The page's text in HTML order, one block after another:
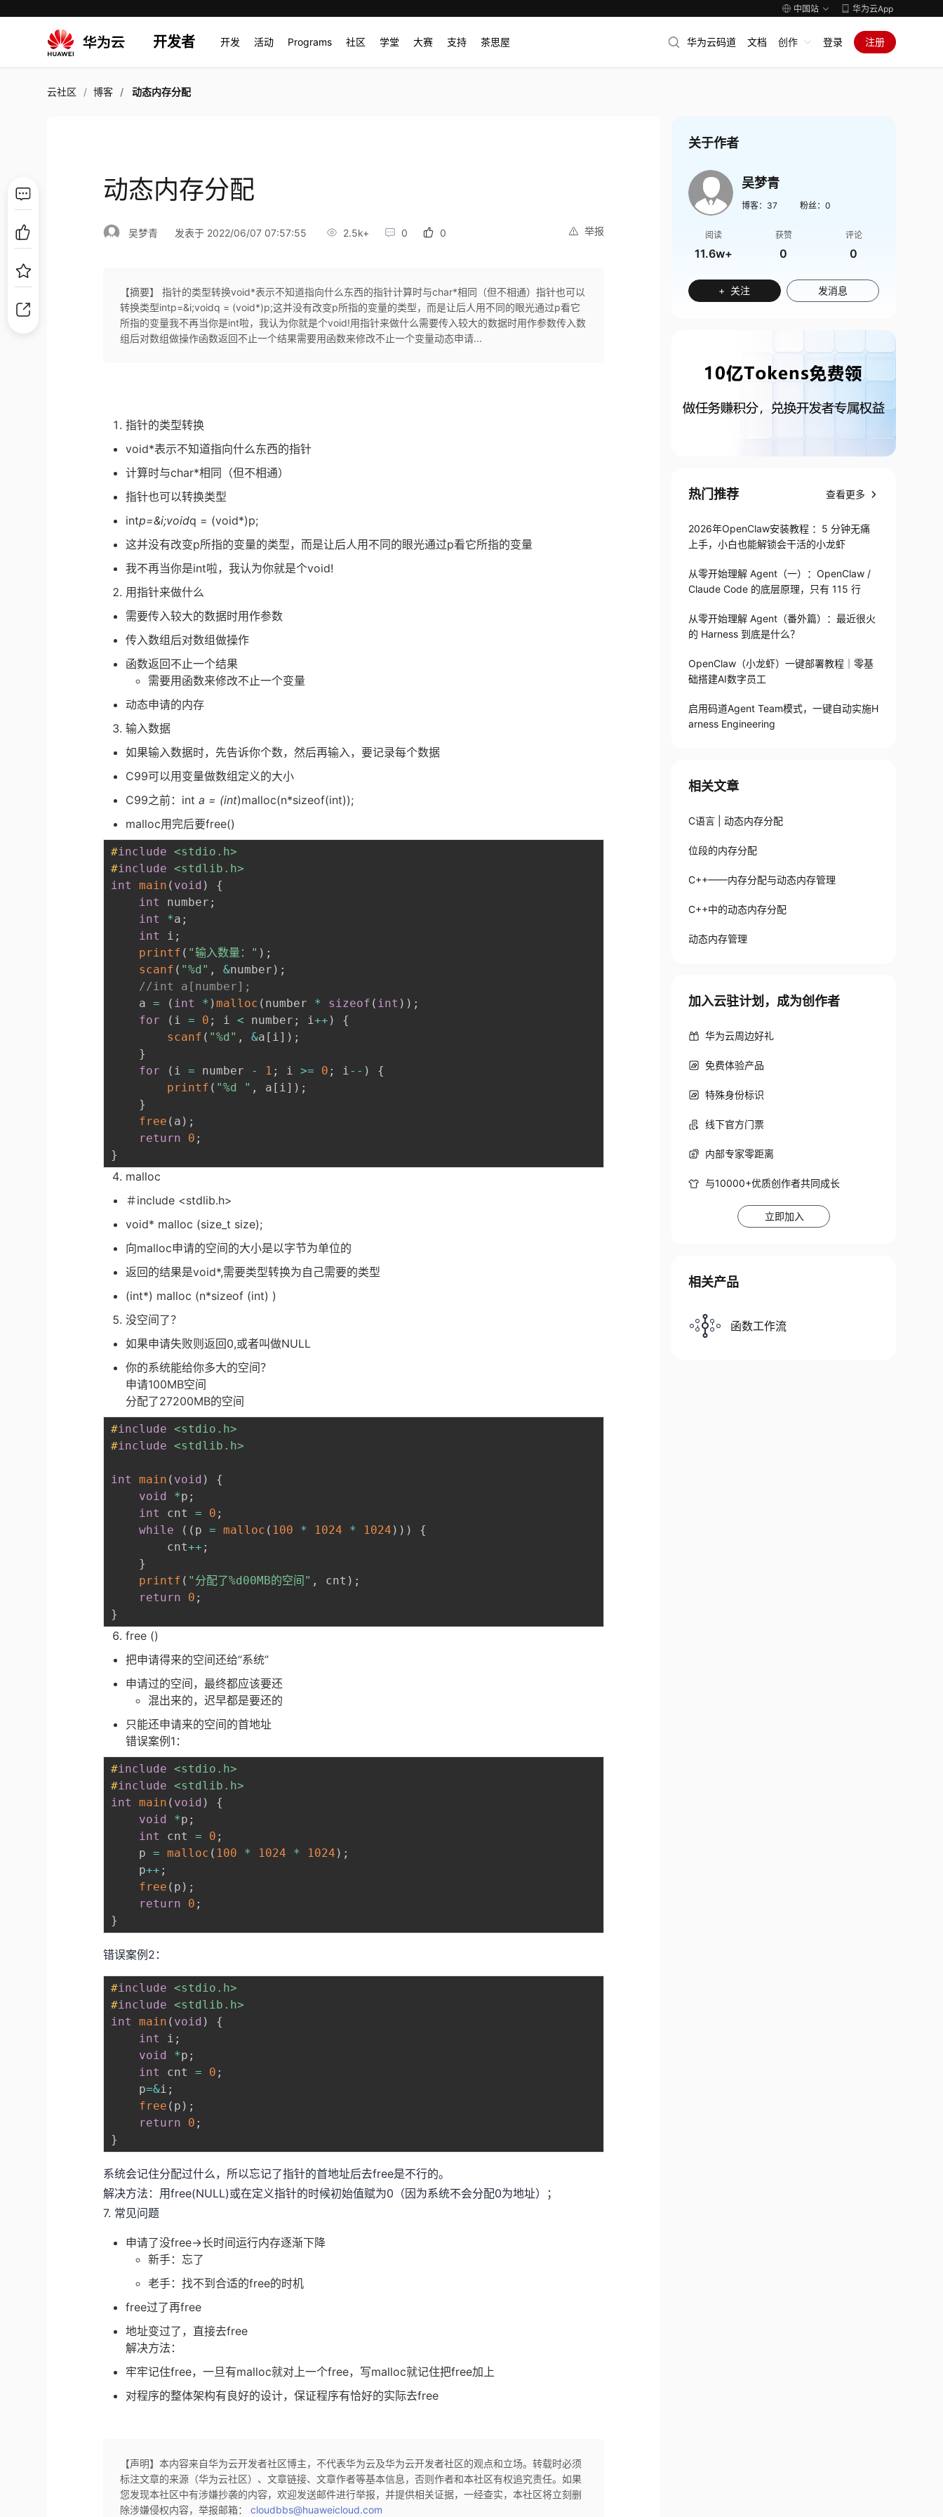
中国站 华为云App
开发者 开发 活动 Programs 社区 学堂 大赛 支持 茶思屋 华为云码道 文档 创作 登录 注册
云社区 博客 动态内存分配
动态内存分配
举报
吴梦青 发表于 2022/06/07 07:57:55 2.5k+ 0 0
【摘要】 指针的类型转换void*表示不知道指向什么东西的指针计算时与char*相同（但不相通）指针也可以
转换类型intp=&i;voidq = (void*)p;这并没有改变p所指的变量的类型，而是让后人用不同的眼光通过p看它
所指的变量我不再当你是int啦，我认为你就是个void!用指针来做什么需要传入较大的数据时用作参数传入数
组后对数组做操作函数返回不止一个结果需要用函数来修改不止一个变量动态申请...
指针的类型转换
void*表示不知道指向什么东西的指针
计算时与char*相同（但不相通）
指针也可以转换类型
intp=&i;voidq = (void*)p;
这并没有改变p所指的变量的类型，而是让后人用不同的眼光通过p看它所指的变量
我不再当你是int啦，我认为你就是个void!
用指针来做什么
需要传入较大的数据时用作参数
传入数组后对数组做操作
函数返回不止一个结果
需要用函数来修改不止一个变量
动态申请的内存
输入数据
如果输入数据时，先告诉你个数，然后再输入，要记录每个数据
C99可以用变量做数组定义的大小
C99之前：inta = (int)malloc(n*sizeof(int));
malloc用完后要free()
#include <stdio.h>
#include <stdlib.h>
int
main ( void )
{
int
number ;
int
*a ;
int
i ;
printf ( "输入数量：" ) ;
scanf ( "%d" , &number ) ;
//int a[number];
	a
= ( int * )malloc ( number * sizeof ( int ) ) ;
for
( i = 0 ; i < number ; i++ )
{
scanf ( "%d" , &a [ i] ) ;
}
for
( i = number - 1 ; i >= 0 ; i-- )
{
printf ( "%d " , a [ i] ) ;
}
free ( a ) ;
return
0 ;
}
malloc
＃include <stdlib.h>
void* malloc (size_t size);
向malloc申请的空间的大小是以字节为单位的
返回的结果是void*,需要类型转换为自己需要的类型
(int*) malloc (n*sizeof (int) )
没空间了？
如果申请失败则返回0,或者叫做NULL
你的系统能给你多大的空间？
申请100MB空间
分配了27200MB的空间
#include <stdio.h>
#include <stdlib.h>
int main ( void )
{
void
*p ;
int
cnt = 0 ;
while
( ( p = malloc ( 100 * 1024 * 1024 ) ) )
{
		cnt
++ ;
}
printf ( "分配了%d00MB的空间" , cnt ) ;
return
0 ;
}
free ()
把申请得来的空间还给“系统”
申请过的空间，最终都应该要还
混出来的，迟早都是要还的
只能还申请来的空间的首地址
错误案例1：
#include <stdio.h>
#include <stdlib.h>
int
main ( void )
{
void
*p ;
int
cnt = 0 ;
	p
= malloc ( 100 * 1024 * 1024 ) ;
	p
++ ;
free ( p ) ;
return
0 ;
}
错误案例2：
#include <stdio.h>
#include <stdlib.h>
int
main ( void )
{
int
i ;
void
*p ;
int
cnt = 0 ;
	p
=&i ;
free ( p ) ;
return
0 ;
}
系统会记住分配过什么，所以忘记了指针的首地址后去free是不行的。
解决方法：用free(NULL)或在定义指针的时候初始值赋为0（因为系统不会分配0为地址）；
7. 常见问题
申请了没free->长时间运行内存逐渐下降
新手：忘了
老手：找不到合适的free的时机
free过了再free
地址变过了，直接去free
解决方法：
牢牢记住free，一旦有malloc就对上一个free，写malloc就记住把free加上
对程序的整体架构有良好的设计，保证程序有恰好的实际去free
【声明】本内容来自华为云开发者社区博主，不代表华为云及华为云开发者社区的观点和立场。转载时必须
标注文章的来源（华为云社区）、文章链接、文章作者等基本信息，否则作者和本社区有权追究责任。如果
您发现本社区中有涉嫌抄袭的内容，欢迎发送邮件进行举报，并提供相关证据，一经查实，本社区将立刻删
除涉嫌侵权内容，举报邮箱：cloudbbs@huaweicloud.com
关于作者
吴梦青
博客： 37 粉丝： 0
阅读
11.6w+
获赞
0
评论
0
+ 关注 发消息
热门推荐 查看更多
2026年OpenClaw安装教程 ：5 分钟无痛
上手，小白也能解锁会干活的小龙虾
从零开始理解 Agent（一）：OpenClaw /
Claude Code 的底层原理，只有 115 行
从零开始理解 Agent（番外篇）：最近很火
的 Harness 到底是什么？
OpenClaw（小龙虾）一键部署教程｜零基
础搭建AI数字员工
启用码道Agent Team模式，一键自动实施H
arness Engineering
相关文章
C语言 | 动态内存分配
位段的内存分配
C++——内存分配与动态内存管理
C++中的动态内存分配
动态内存管理
加入云驻计划，成为创作者
华为云周边好礼
免费体验产品
特殊身份标识
线下官方门票
内部专家零距离
与10000+优质创作者共同成长
立即加入
相关产品
函数工作流